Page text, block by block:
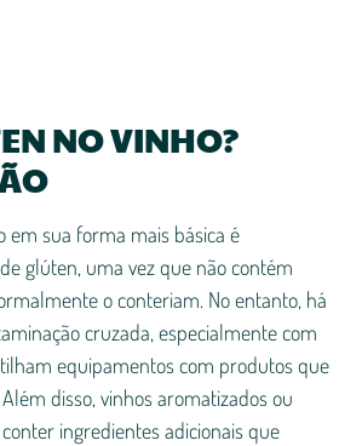
NO VINHO?
em sua forma mais básica é
glúten, uma vez que não contém
o conteriam. No entanto, há
cruzada, especialmente com
equipamentos com produtos que
disso, vinhos aromatizados ou
ingredientes adicionais que